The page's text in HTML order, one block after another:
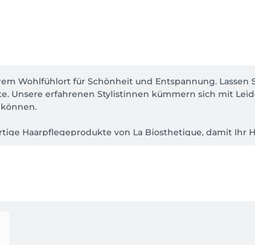
Wohlfühlort für Schönheit und Entspannung.
Unsere erfahrenen Stylistinnen kümmern sich mit
Haarpflegeprodukte von La Biosthetique, damit Ihr
Sie Parkplätze/ Kurzparkzone.
dass kurzfristige Terminabsagen oder
vermeiden, gelten folgende Stornoregelungen:
Stornierung möglich.